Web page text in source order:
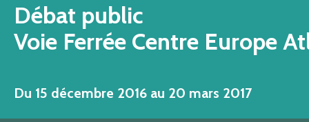
Débat public
Voie Ferrée Centre Europe
Du 15 décembre 2016 au 20 mars 2017